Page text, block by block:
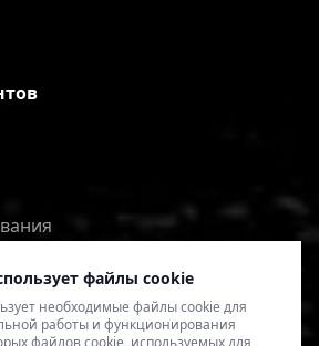
файлы cookie
необходимые файлы cookie для
работы и функционирования
файлов cookie, используемых для